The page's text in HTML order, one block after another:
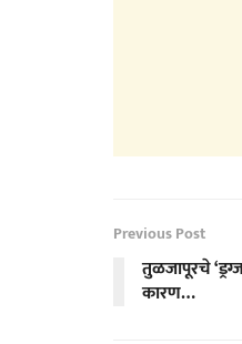
Previous Post
तुळजापूरचे
कारण…